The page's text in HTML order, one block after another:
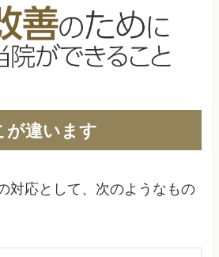
が違います
対応として、次のようなもの